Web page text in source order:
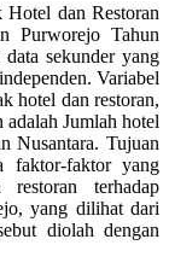
dan Restoran
Purworejo Tahun
sekunder yang
Variabel
hotel dan restoran,
Jumlah hotel
Nusantara. Tujuan
faktor-faktor yang
terhadap
yang dilihat dari
diolah dengan